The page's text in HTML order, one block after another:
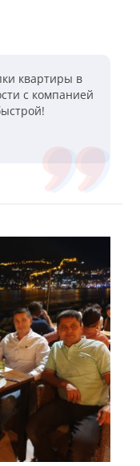
квартиры в
с компанией